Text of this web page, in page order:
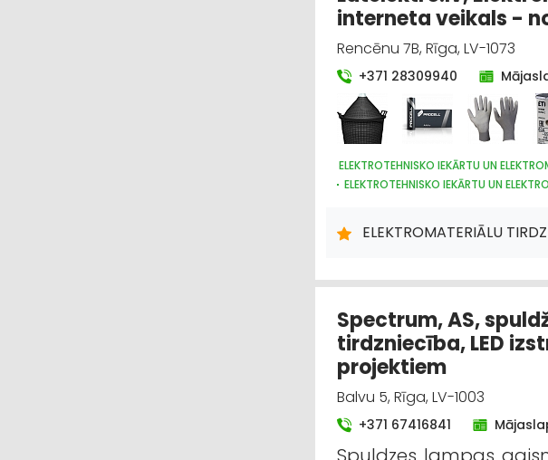
interneta veikals -
Rencēnu 7B, Rīga, LV-1073
+371 28309940
ELEKTROTEHNISKO IEKĀRTU UN
ELEKTROTEHNISKO IEKĀRTU UN
ELEKTRONISKĀS IERĪCES, KOMPONENTES
INSTRUMENTU UN DARBARĪKU
CELTNIECĪBAS UN REMONTA DARBI
ELEKTROMATERIĀLU
Spectrum, AS,
tirdzniecība, LED
projektiem
Balvu 5, Rīga, LV-1003
+371 67416841